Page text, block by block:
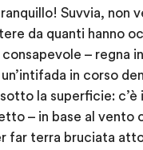
Suvvia, non
da quanti hanno
–
in corso
la superficie:
– in base al vento
far terra bruciata